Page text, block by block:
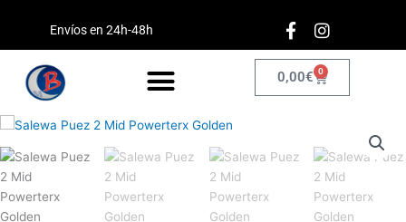
contenido
Envíos en 24h-48h
F
a
c
e
b
-
I
n
s
t
a
a
m
0,00€ 0
Carrito